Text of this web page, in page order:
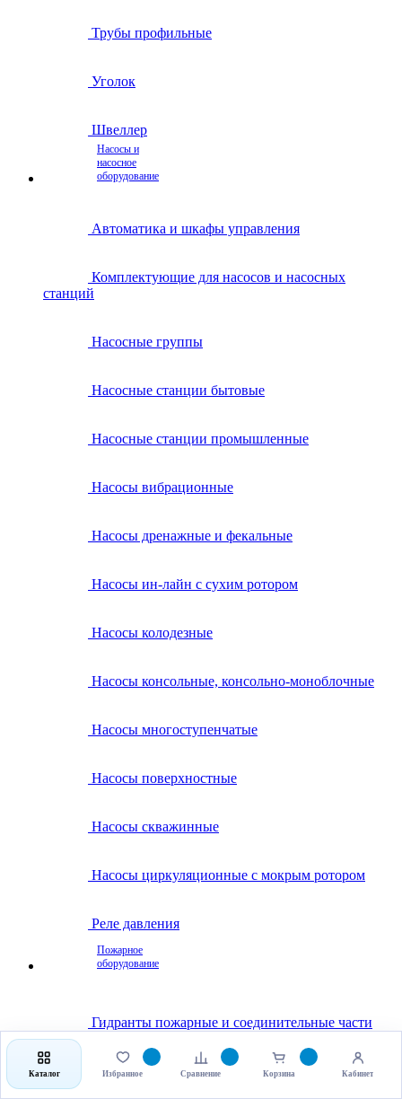
Трубы профильные
Уголок
Швеллер
Насосы и
насосное
оборудование
Автоматика и шкафы управления
Комплектующие для насосов и насосных
станций
Насосные группы
Насосные станции бытовые
Насосные станции промышленные
Насосы вибрационные
Насосы дренажные и фекальные
Насосы ин-лайн с сухим ротором
Насосы колодезные
Насосы консольные, консольно-моноблочные
Насосы многоступенчатые
Насосы поверхностные
Насосы скважинные
Насосы циркуляционные с мокрым ротором
Реле давления
Пожарное
оборудование
Гидранты пожарные и соединительные части
Клапаны пожарные
Каталог Избранное Сравнение Корзина Кабинет